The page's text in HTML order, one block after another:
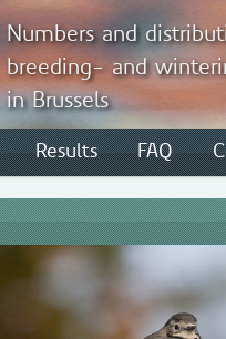
Numbers and
breeding- and
in Brussels
Results FAQ